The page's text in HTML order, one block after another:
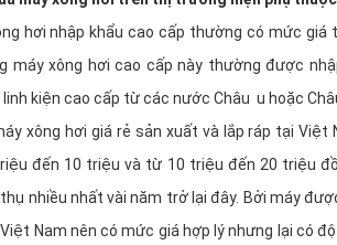
hơi nhập khẩu cao cấp thường có mức
máy xông hơi cao cấp này thường được
kiện cao cấp từ các nước Châu u hoặc
xông hơi giá rẻ sản xuất và lắp ráp tại
đến 10 triệu và từ 10 triệu đến 20 triệu
nhiều nhất vài năm trở lại đây. Bởi máy
Việt Nam nên có mức giá hợp lý nhưng lại có